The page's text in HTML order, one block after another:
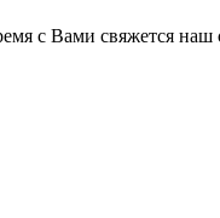
с Вами свяжется наш